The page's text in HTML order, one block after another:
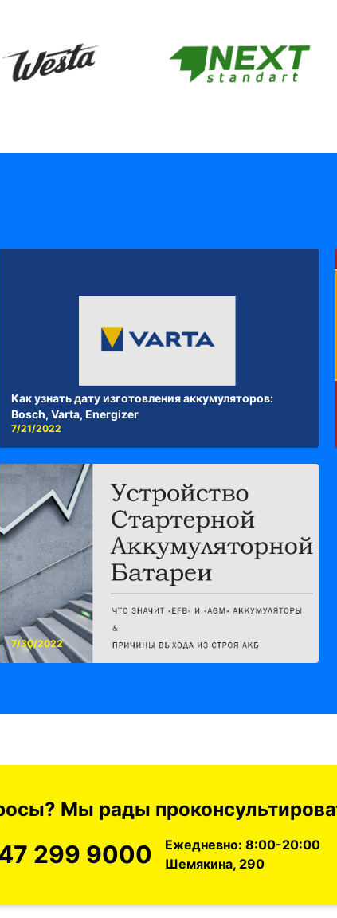
Как узнать дату изготовления аккумуляторов:
Bosch, Varta, Energizer
7/21/2022
7/30/2022
Мы рады
299 9000
Ежедневно: 8:00-20:00
Шемякина, 290